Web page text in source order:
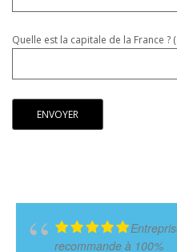
Quelle est la capitale de la France ?
recommande à 100%